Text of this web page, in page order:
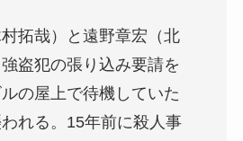
拓哉）と遠野章宏（北
盗犯の張り込み要請を
の屋上で待機していた
れる。15年前に殺人事